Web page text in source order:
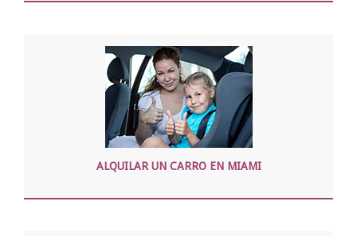
ALQUILAR UN CARRO EN MIAMI